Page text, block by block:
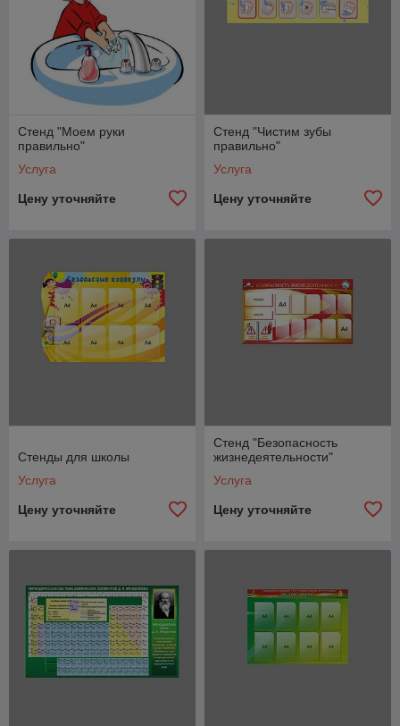
Стенд "Моем руки
правильно"
Услуга
Цену уточняйте
Стенд "Чистим зубы
правильно"
Услуга
Цену уточняйте
Стенды для школы
Услуга
Цену уточняйте
Стенд "Безопасность
жизнедеятельности"
Услуга
Цену уточняйте